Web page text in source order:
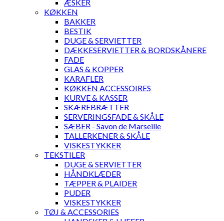
ÆSKER
KØKKEN
BAKKER
BESTIK
DUGE & SERVIETTER
DÆKKESERVIETTER & BORDSKÅNERE
FADE
GLAS & KOPPER
KARAFLER
KØKKEN ACCESSOIRES
KURVE & KASSER
SKÆREBRÆTTER
SERVERINGSFADE & SKÅLE
SÆBER - Savon de Marseille
TALLERKENER & SKÅLE
VISKESTYKKER
TEKSTILER
DUGE & SERVIETTER
HÅNDKLÆDER
TÆPPER & PLAIDER
PUDER
VISKESTYKKER
TØJ & ACCESSORIES